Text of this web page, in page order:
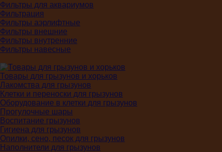
Фильтры для аквариумов
Фильтрация
Фильтры аэрлифтные
Фильтры внешние
Фильтры внутренние
Фильтры навесные
Товары для грызунов и хорьков
Лакомства для грызунов
Клетки и переноски для грызунов
Оборудование в клетки для грызунов
Прогулочные шары
Воспитание грызунов
Гигиена для грызунов
Опилки, сено, песок для грызунов
Наполнители для грызунов